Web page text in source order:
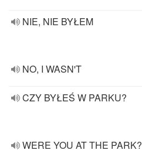
NIE, NIE BYŁEM
NO, I WASN'T
CZY BYŁEŚ W PARKU?
WERE YOU AT THE PARK?